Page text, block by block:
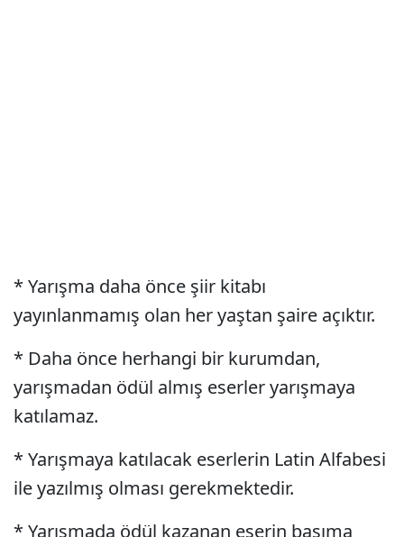
* Yarışma daha önce şiir kitabı
yayınlanmamış olan her yaştan şaire açıktır.
* Daha önce herhangi bir kurumdan,
yarışmadan ödül almış eserler yarışmaya
katılamaz.
* Yarışmaya katılacak eserlerin Latin Alfabesi
ile yazılmış olması gerekmektedir.
* Yarışmada ödül kazanan eserin basıma